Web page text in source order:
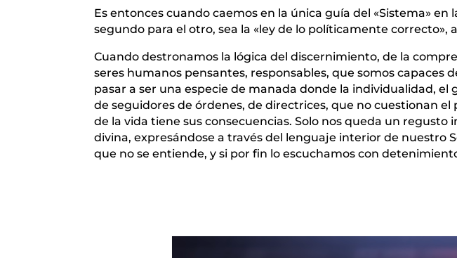
Es entonces cuando caemos en la única guía del «Sistema»
segundo para el otro, sea la «ley de lo políticamente
Cuando destronamos la lógica del discernimiento, de la
seres humanos pensantes, responsables, que somos
pasar a ser una especie de manada donde la individualidad,
de seguidores de órdenes, de directrices, que no cuestionan
de la vida tiene sus consecuencias. Solo nos queda un
divina, expresándose a través del lenguaje interior de nuestro
que no se entiende, y si por fin lo escuchamos con